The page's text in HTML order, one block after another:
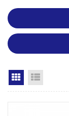
Grid View